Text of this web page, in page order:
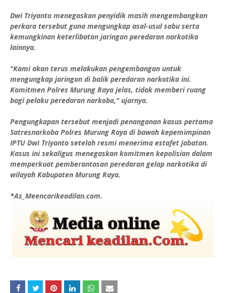
Dwi Triyanto menegaskan penyidik masih mengembangkan
perkara tersebut guna mengungkap asal-usul sabu serta
kemungkinan keterlibatan jaringan peredaran narkotika
lainnya.
"Kami akan terus melakukan pengembangan untuk
mengungkap jaringan di balik peredaran narkotika ini.
Komitmen Polres Murung Raya jelas, tidak memberi ruang
bagi pelaku peredaran narkoba," ujarnya.
Pengungkapan tersebut menjadi penanganan kasus pertama
Satresnarkoba Polres Murung Raya di bawah kepemimpinan
IPTU Dwi Triyanto setelah resmi menerima estafet jabatan.
Kasus ini sekaligus menegaskan komitmen kepolisian dalam
memperkuat pemberantasan peredaran gelap narkotika di
wilayah Kabupaten Murung Raya.
*As_Meencarikeadilan.com.